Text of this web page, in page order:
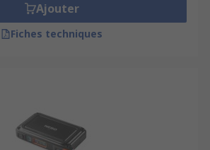
Ajouter
Fiches techniques